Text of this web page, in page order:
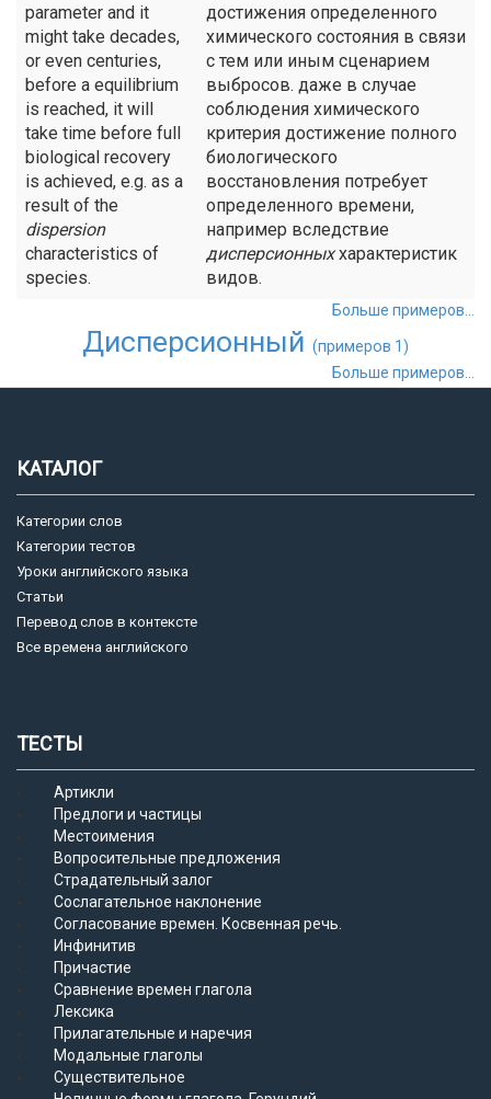
parameter and it
might take decades,
or even centuries,
before a equilibrium
is reached, it will
take time before full
biological recovery
is achieved, e.g. as a
result of the
dispersion
characteristics of
species.
достижения определенного
химического состояния в связи
с тем или иным сценарием
выбросов. даже в случае
соблюдения химического
критерия достижение полного
биологического
восстановления потребует
определенного времени,
например вследствие
дисперсионныххарактеристик
видов.
Больше примеров...
Дисперсионный (примеров 1)
Больше примеров...
КАТАЛОГ
Категории слов
Категории тестов
Уроки английского языка
Статьи
Перевод слов в контексте
Все времена английского
ТЕСТЫ
Артикли
Предлоги и частицы
Местоимения
Вопросительные предложения
Страдательный залог
Сослагательное наклонение
Согласование времен. Косвенная речь.
Инфинитив
Причастие
Сравнение времен глагола
Лексика
Прилагательные и наречия
Модальные глаголы
Существительное